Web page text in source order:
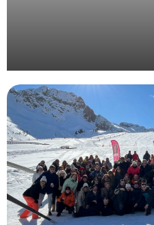
Organisation d’une